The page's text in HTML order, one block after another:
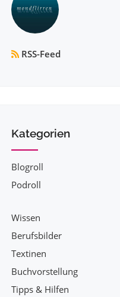
RSS-Feed
Kategorien
Blogroll
Podroll
Wissen
Berufsbilder
Textinen
Buchvorstellung
Tipps & Hilfen